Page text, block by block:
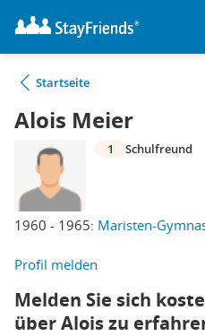
Startseite
Alois Meier
1960 - 1965: Maristen-
1 Schulfreund
Profil melden
Melden Sie sich
über Alois zu